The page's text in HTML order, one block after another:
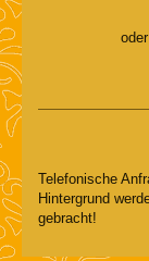
Telefonische
Hintergrund
gebracht!